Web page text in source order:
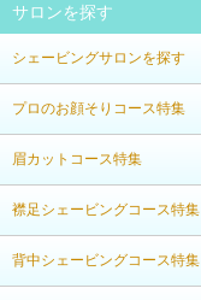
サロンを探す
シェービングサロンを探す
プロのお顔そりコース特集
眉カットコース特集
襟足シェービングコース特集
背中シェービングコース特集